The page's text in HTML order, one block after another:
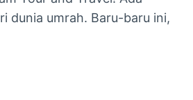
dunia umrah. Baru-baru ini,